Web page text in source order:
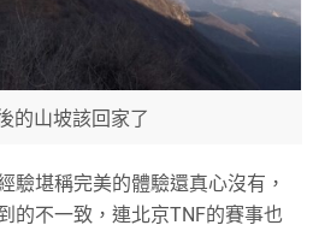
的山坡該回家了
驗堪稱完美的體驗還真心沒有，
的不一致，連北京TNF的賽事也